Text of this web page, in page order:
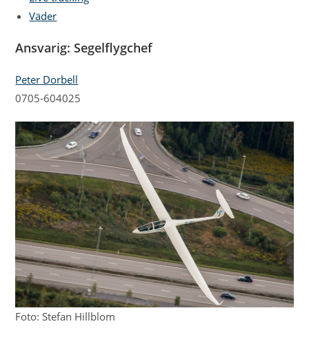
Väder
Ansvarig: Segelflygchef
Peter Dorbell
0705-604025
Foto: Stefan Hillblom